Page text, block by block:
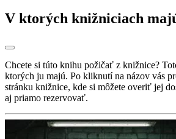
V ktorých knižniciach
Chcete si túto knihu požičať z knižnice?
ktorých ju majú. Po kliknutí na názov vás
stránku knižnice, kde si môžete overiť jej
aj priamo rezervovať.